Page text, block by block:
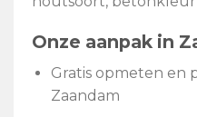
Onze aanpak in
Gratis opmeten en
Zaandam